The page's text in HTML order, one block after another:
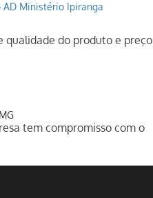
AD Ministério Ipiranga
qualidade do produto e preço
tem compromisso com o